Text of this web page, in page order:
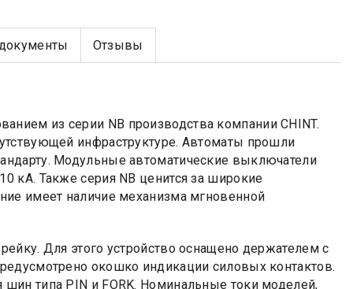
Отзывы
из серии NB производства компании CHINT.
инфраструктуре. Автоматы прошли
Модульные автоматические выключатели
кА. Также серия NB ценится за широкие
имеет наличие механизма мгновенной
Для этого устройство оснащено держателем с
окошко индикации силовых контактов.
типа PIN и FORK. Номинальные токи моделей,